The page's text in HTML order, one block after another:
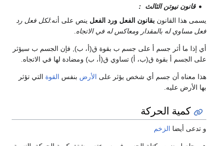
قانون نيوتن الثالث :
يسمى هذا القانون بقانون الفعل ورد الفعل ينص على أنه:لكل فعل رد
فعل مساوي له بالمقدار ومعاكس له في الاتجاه.
أي إذا ما أثر جسم أ على جسم ب بقوة ق(أ، ب), فإن الجسم ب سيؤثر
على الجسم أ بقوة ق(ب، أ) تساوي ق(أ، ب) ومضادة لها في الاتجاه.
هذا معناه أن جسم أي شخص يؤثر على الأرض بنفس القوة التي تؤثر
بها الأرض عليه.
كمية الحركة
و تدعى أيضا الزخم